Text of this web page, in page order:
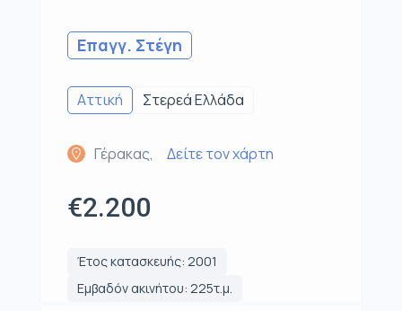
Επαγγ. Στέγη
Αττική Στερεά Ελλάδα
Γέρακας, Δείτε τον χάρτη
€2.200
Έτος κατασκευής: 2001
Εμβαδόν ακινήτου: 225τ.μ.